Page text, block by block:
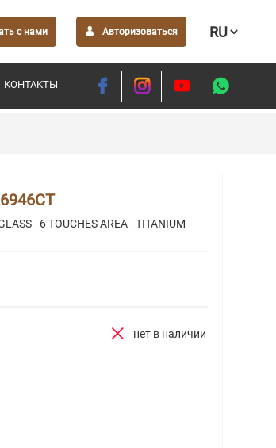
с нами Авторизоваться
КОНТАКТЫ
- 6 TOUCHES AREA - TITANIUM -
нет в наличии